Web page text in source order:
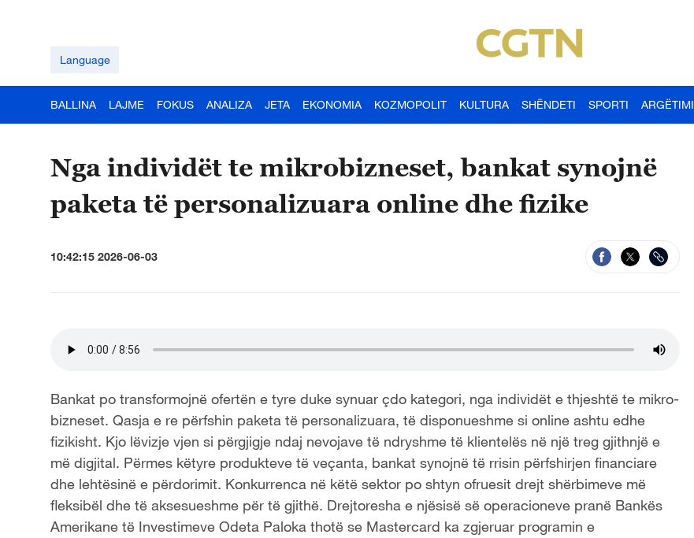
Language
BALLINA LAJME FOKUS ANALIZA JETA EKONOMIA KOZMOPOLIT KULTURA SHËNDETI SPORTI ARGËTIMI
Nga individët te mikrobizneset, bankat synojnë
paketa të personalizuara online dhe fizike
10:42:15 2026-06-03
Bankat po transformojnë ofertën e tyre duke synuar çdo kategori, nga individët e thjeshtë te mikro-
bizneset. Qasja e re përfshin paketa të personalizuara, të disponueshme si online ashtu edhe
fizikisht. Kjo lëvizje vjen si përgjigje ndaj nevojave të ndryshme të klientelës në një treg gjithnjë e
më digjital. Përmes këtyre produkteve të veçanta, bankat synojnë të rrisin përfshirjen financiare
dhe lehtësinë e përdorimit. Konkurrenca në këtë sektor po shtyn ofruesit drejt shërbimeve më
fleksibël dhe të aksesueshme për të gjithë. Drejtoresha e njësisë së operacioneve pranë Bankës
Amerikane të Investimeve Odeta Paloka thotë se Mastercard ka zgjeruar programin e